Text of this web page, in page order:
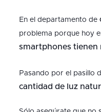
En el departamento de
problema porque hoy
smartphones tienen
Pasando por el pasillo
cantidad de luz